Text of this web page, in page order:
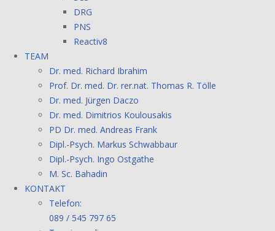
DRG
PNS
Reactiv8
TEAM
Dr. med. Richard Ibrahim
Prof. Dr. med. Dr. rer.nat. Thomas R. Tölle
Dr. med. Jürgen Daczo
Dr. med. Dimitrios Koulousakis
PD Dr. med. Andreas Frank
Dipl.-Psych. Markus Schwabbaur
Dipl.-Psych. Ingo Ostgathe
M. Sc. Bahadin
KONTAKT
Telefon:
089 / 545 797 65